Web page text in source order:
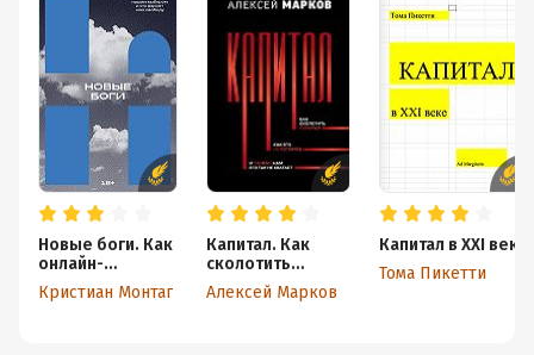
Новые боги. Как
онлайн-
платформы
манипулируют
Кристиан Монтаг
Капитал. Как
сколотить
капитал, как его
не потерять, и
Алексей Марков
Капитал в XXI веке
Тома Пикетти